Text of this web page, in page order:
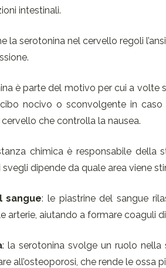
intestinali.
la serotonina nel cervello regoli
è parte del motivo per cui a volte
nocivo o sconvolgente in
che controlla la nausea.
chimica è responsabile
svegli dipende da quale area viene
sangue: le piastrine del sangue
arterie, aiutando a formare coaguli
: la serotonina svolge un ruolo
all’osteoporosi, che rende le ossa